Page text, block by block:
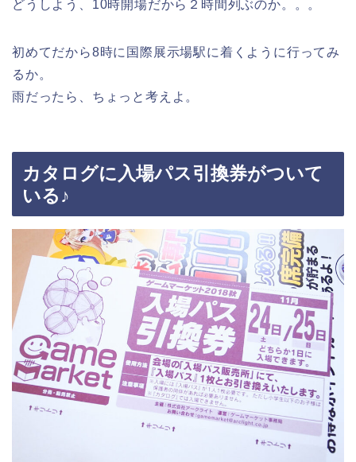
どうしよう、10時開場だから２時間列ぶのか。。。
初めてだから8時に国際展示場駅に着くように行ってみ
るか。
雨だったら、ちょっと考えよ。
カタログに入場パス引換券がついて
いる♪